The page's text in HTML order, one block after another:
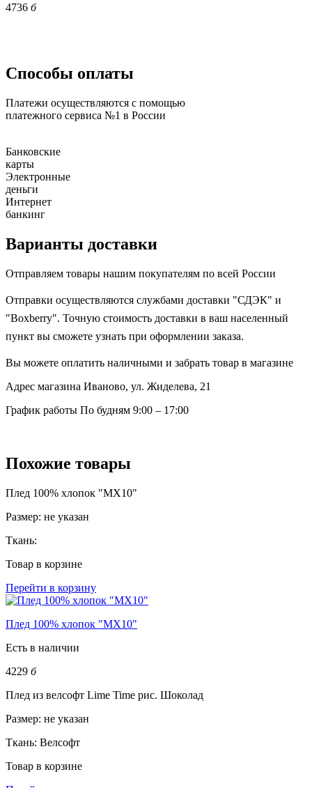
4736 б
Способы оплаты
Платежи осуществляются с помощью
платежного сервиса №1 в России
Банковские
карты
Электронные
деньги
Интернет
банкинг
Варианты доставки
Отправляем товары нашим покупателям по всей России
Отправки осуществляются службами доставки "СДЭК" и
"Boxberry". Точную стоимость доставки в ваш населенный
пункт вы сможете узнать при оформлении заказа.
Вы можете оплатить наличными и забрать товар в магазине
Адрес магазина Иваново, ул. Жиделева, 21
График работы По будням 9:00 – 17:00
Похожие товары
Плед 100% хлопок "MX10"
Размер: не указан
Ткань:
Товар в корзине
Перейти в корзину
Плед 100% хлопок "MX10"
Есть в наличии
4229 б
Плед из велсофт Lime Time рис. Шоколад
Размер: не указан
Ткань: Велсофт
Товар в корзине